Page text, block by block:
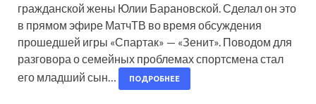
гражданской жены Юлии Барановской. Сделал он это
в прямом эфире МатчТВ во время обсуждения
прошедшей игры «Спартак» — «Зенит». Поводом для
разговора о семейных проблемах спортсмена стал
его младший сын…
ПОДРОБНЕЕ